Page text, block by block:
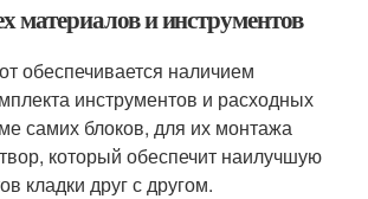
материалов и инструментов
обеспечивается наличием
инструментов и расходных
самих блоков, для их монтажа
который обеспечит наилучшую
кладки друг с другом.